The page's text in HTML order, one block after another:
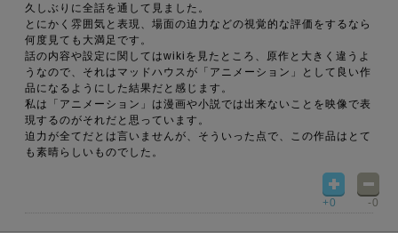
久しぶりに全話を通して見ました。
とにかく雰囲気と表現、場面の迫力などの視覚的な評価をするなら
何度見ても大満足です。
話の内容や設定に関してはwikiを見たところ、原作と大きく違うよ
うなので、それはマッドハウスが「アニメーション」として良い作
品になるようにした結果だと感じます。
私は「アニメーション」は漫画や小説では出来ないことを映像で表
現するのがそれだと思っています。
迫力が全てだとは言いませんが、そういった点で、この作品はとて
も素晴らしいものでした。
+0 -0